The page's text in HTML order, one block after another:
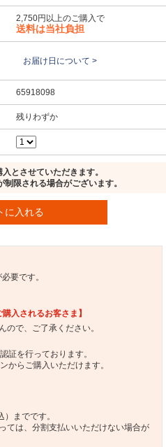
2,750円以上のご購入で
送料は当社負担
お届け日について >
65918098
残りわずか
とさせていただきます。
限される場合がございます。
に入れる
要です。
入されるお客さま】
ので、ご了承ください。
証を行っております。
からご購入いただけます。
までです。
ては、分割支払いいただけない場合が